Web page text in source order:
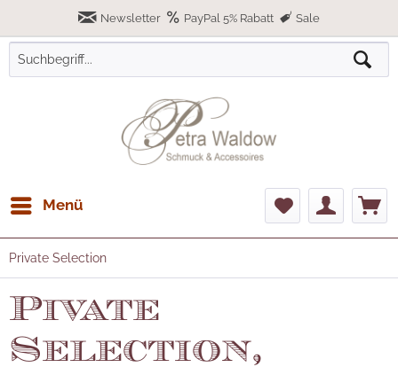
Newsletter PayPal 5% Rabatt Sale
Menü
Private Selection
Pivate
Selection,